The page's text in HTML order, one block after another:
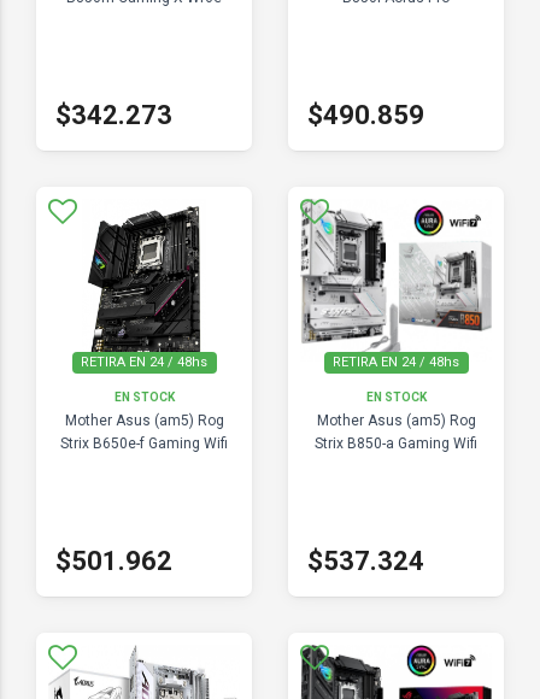
$342.273 $490.859
RETIRA EN 24 / 48hs
EN STOCK
Mother Asus (am5) Rog
Strix B650e-f Gaming Wifi
$501.962
RETIRA EN 24 / 48hs
EN STOCK
Mother Asus (am5) Rog
Strix B850-a Gaming Wifi
$537.324